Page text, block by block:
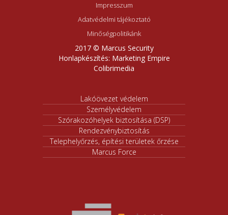
Impresszum
Adatvédelmi tájékoztató
Minőségpolitikánk
2017 © Marcus Security
Honlapkészítés: Marketing Empire
Colibrimedia
Lakóövezet védelem
Személyvédelem
Szórakozóhelyek biztosítása (DSP)
Rendezvénybiztosítás
Telephelyőrzés, építési területek őrzése
Marcus Force